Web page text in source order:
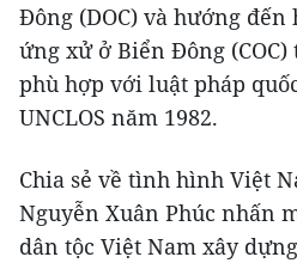
Đông (DOC) và hướng đến
ứng xử ở Biển Đông
phù hợp với luật pháp
UNCLOS năm 1982.
Chia sẻ về tình hình Việt
Nguyễn Xuân Phúc nhấn
dân tộc Việt Nam xây